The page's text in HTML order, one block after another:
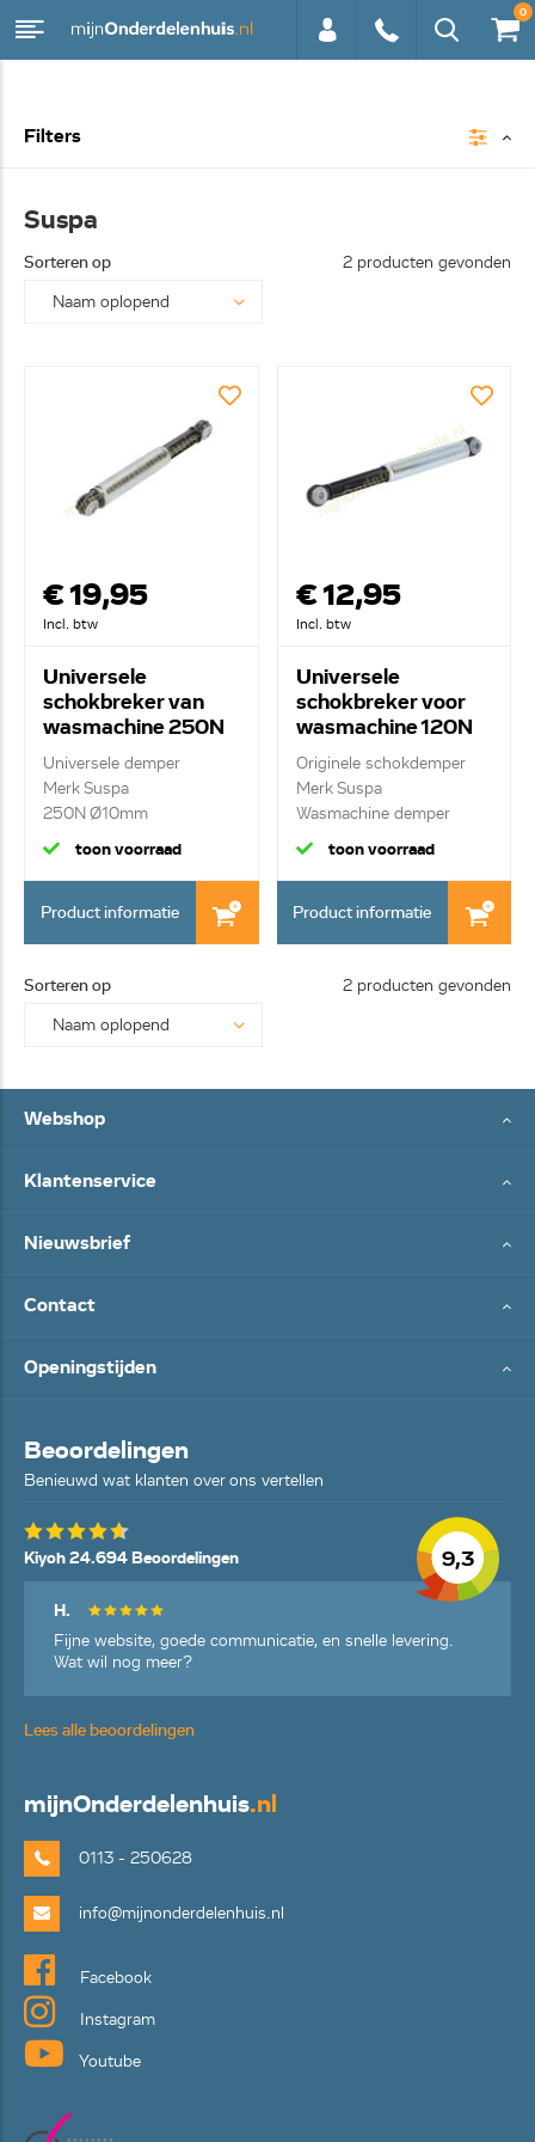
0
Filters
Suspa
Sorteren op 2 producten gevonden
€ 19,95
Incl. btw
Universele
schokbreker van
wasmachine 250N
84.083.01 Suspa
Universele demper
Merk Suspa
250N Ø10mm
schokbreker
toon voorraad
Product informatie
€ 12,95
Incl. btw
Universele
schokbreker voor
wasmachine 120N
10mm Suspa
01230141
Originele schokdemper
Merk Suspa
Wasmachine demper
10mm ...
toon voorraad
Product informatie
Sorteren op 2 producten gevonden
Webshop
Klantenservice
Nieuwsbrief
Contact
Openingstijden
Beoordelingen
Benieuwd wat klanten over ons vertellen
9,3
Kiyoh 24.694 Beoordelingen
H.
Fijne website, goede communicatie, en snelle levering.
Wat wil nog meer?
Lees alle beoordelingen
mijnOnderdelenhuis.nl
0113 - 250628
info@mijnonderdelenhuis.nl
Facebook
Instagram
Youtube